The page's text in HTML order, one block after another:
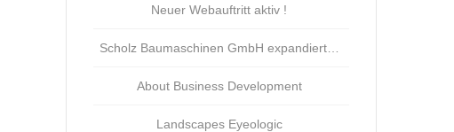
Neuer Webauftritt aktiv !
Scholz Baumaschinen GmbH expandiert…
About Business Development
Landscapes Eyeologic